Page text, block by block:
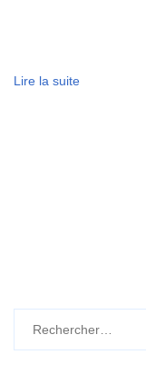
Lire la suite